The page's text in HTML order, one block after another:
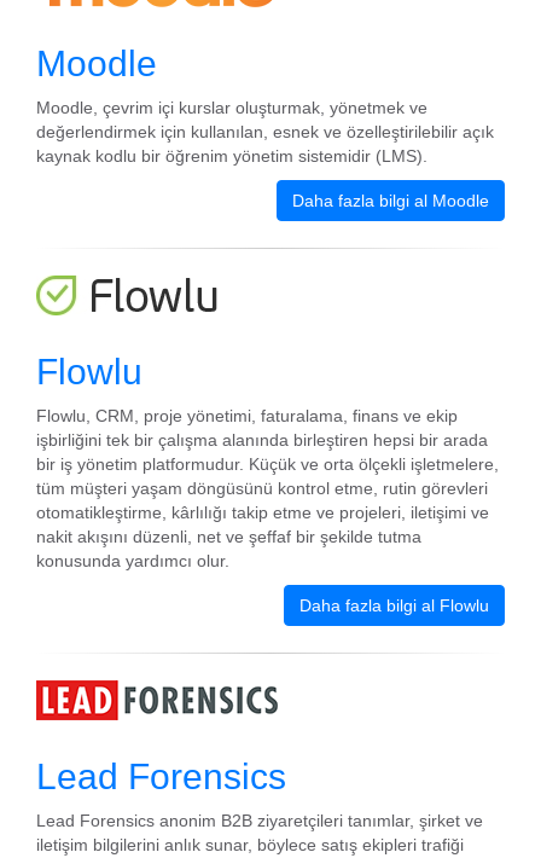
Moodle
Moodle, çevrim içi kurslar oluşturmak, yönetmek ve
değerlendirmek için kullanılan, esnek ve özelleştirilebilir açık
kaynak kodlu bir öğrenim yönetim sistemidir (LMS).
Daha fazla bilgi al Moodle
Flowlu
Flowlu, CRM, proje yönetimi, faturalama, finans ve ekip
işbirliğini tek bir çalışma alanında birleştiren hepsi bir arada
bir iş yönetim platformudur. Küçük ve orta ölçekli işletmelere,
tüm müşteri yaşam döngüsünü kontrol etme, rutin görevleri
otomatikleştirme, kârlılığı takip etme ve projeleri, iletişimi ve
nakit akışını düzenli, net ve şeffaf bir şekilde tutma
konusunda yardımcı olur.
Daha fazla bilgi al Flowlu
Lead Forensics
Lead Forensics anonim B2B ziyaretçileri tanımlar, şirket ve
iletişim bilgilerini anlık sunar, böylece satış ekipleri trafiği